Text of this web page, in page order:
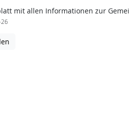
mit allen Informationen zur